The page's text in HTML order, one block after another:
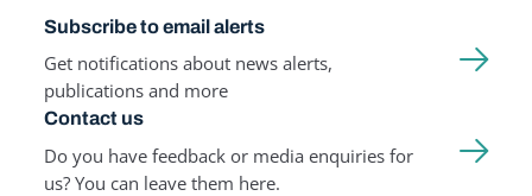
Subscribe to email alerts
Get notifications about news alerts,
publications and more
Contact us
Do you have feedback or media enquiries for
us? You can leave them here.